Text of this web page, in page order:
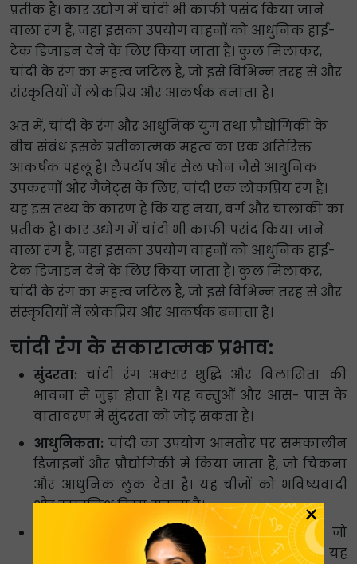
प्रतीक है। कार उद्योग में चांदी भी काफी पसंद किया जाने
वाला रंग है, जहां इसका उपयोग वाहनों को आधुनिक हाई-
टेक डिजाइन देने के लिए किया जाता है। कुल मिलाकर,
चांदी के रंग का महत्व जटिल है, जो इसे विभिन्न तरह से और
संस्कृतियों में लोकप्रिय और आकर्षक बनाता है।
अंत में, चांदी के रंग और आधुनिक युग तथा प्रौद्योगिकी के
बीच संबंध इसके प्रतीकात्मक महत्व का एक अतिरिक्त
आकर्षक पहलू है। लैपटॉप और सेल फोन जैसे आधुनिक
उपकरणों और गैजेट्स के लिए, चांदी एक लोकप्रिय रंग है।
यह इस तथ्य के कारण है कि यह नया, वर्ग और चालाकी का
प्रतीक है। कार उद्योग में चांदी भी काफी पसंद किया जाने
वाला रंग है, जहां इसका उपयोग वाहनों को आधुनिक हाई-
टेक डिजाइन देने के लिए किया जाता है। कुल मिलाकर,
चांदी के रंग का महत्व जटिल है, जो इसे विभिन्न तरह से और
संस्कृतियों में लोकप्रिय और आकर्षक बनाता है।
चांदी रंग के सकारात्मक प्रभाव:
सुंदरता: चांदी रंग अक्सर शुद्धि और विलासिता की
भावना से जुड़ा होता है। यह वस्तुओं और आस- पास के
वातावरण में सुंदरता को जोड़ सकता है।
आधुनिकता: चांदी का उपयोग आमतौर पर समकालीन
डिजाइनों और प्रौद्योगिकी में किया जाता है, जो चिकना
और आधुनिक लुक देता है। यह चीज़ों को भविष्यवादी
और स्टाइलिश दिखा सकता है।
चांदी में आरंभिक गुण होता है, जो
स्थानों की चमक और रोशनी को बढ़ा सकता है। यह
×